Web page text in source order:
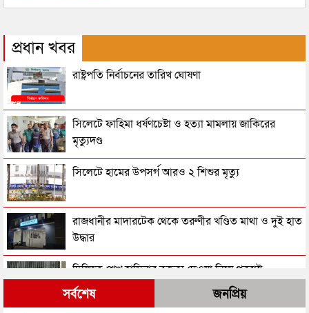
প্রধান খবর
রাষ্ট্রপতি নির্বাচনের তারিখ ঘোষণা
সিলেটে ফাহিমা ধর্ষণচেষ্টা ও হত্যা মামলায় জাকিরের
মৃত্যুদণ্ড
সিলেটে হামের উপসর্গ আরও ২ শিশুর মৃত্যু
রাজধানীর মাদারটেক থেকে তরুণীর খণ্ডিত মাথা ও দুই হাত
উদ্ধার
দিল্লিতে শেখ হাসিনার বক্তব্য দেওয়া নিয়ে পররাষ্ট্র
মন্ত্রণালয়ের ক্ষোভ
সর্বশেষ জনপ্রিয়